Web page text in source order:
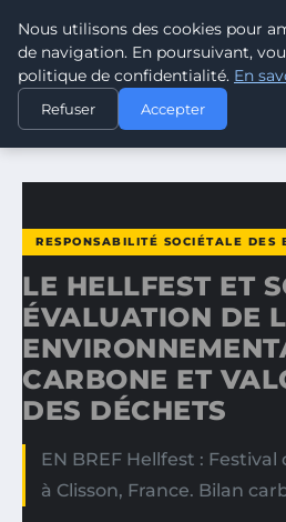
CLIMATE
ACCUEIL
RESPONSABILITÉ
LE HELLFEST ET SON ÉVALUATION
RESPONSABILITÉ SOCIÉTALE DES
LE HELLFEST ET
ÉVALUATION DE
CARBONE ET
DES DÉCHETS
EN BREF Hellfest :
à Clisson, France. Bilan
Nous utilisons des cookies pour
de navigation. En poursuivant,
politique de confidentialité. En
Refuser Accepter